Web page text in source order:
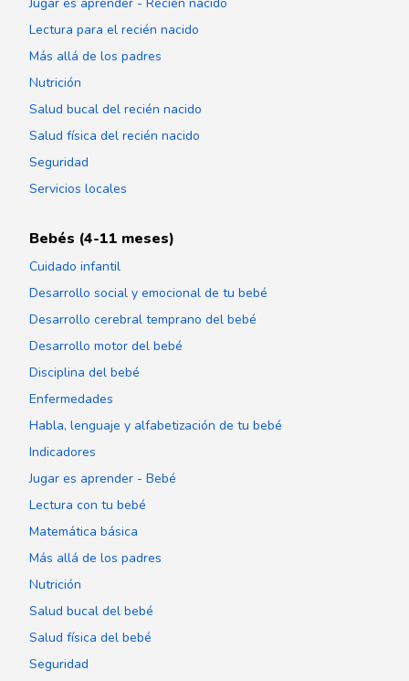
Lectura para el recién nacido
Más allá de los padres
Nutrición
Salud bucal del recién nacido
Salud física del recién nacido
Seguridad
Servicios locales
Bebés (4-11 meses)
Cuidado infantil
Desarrollo social y emocional de tu bebé
Desarrollo cerebral temprano del bebé
Desarrollo motor del bebé
Disciplina del bebé
Enfermedades
Habla, lenguaje y alfabetización de tu bebé
Indicadores
Jugar es aprender - Bebé
Lectura con tu bebé
Matemática básica
Más allá de los padres
Nutrición
Salud bucal del bebé
Salud física del bebé
Seguridad